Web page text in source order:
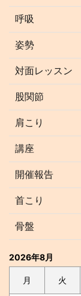
呼吸
姿勢
対面レッスン
股関節
肩こり
講座
開催報告
首こり
骨盤
2026年8月
月 火